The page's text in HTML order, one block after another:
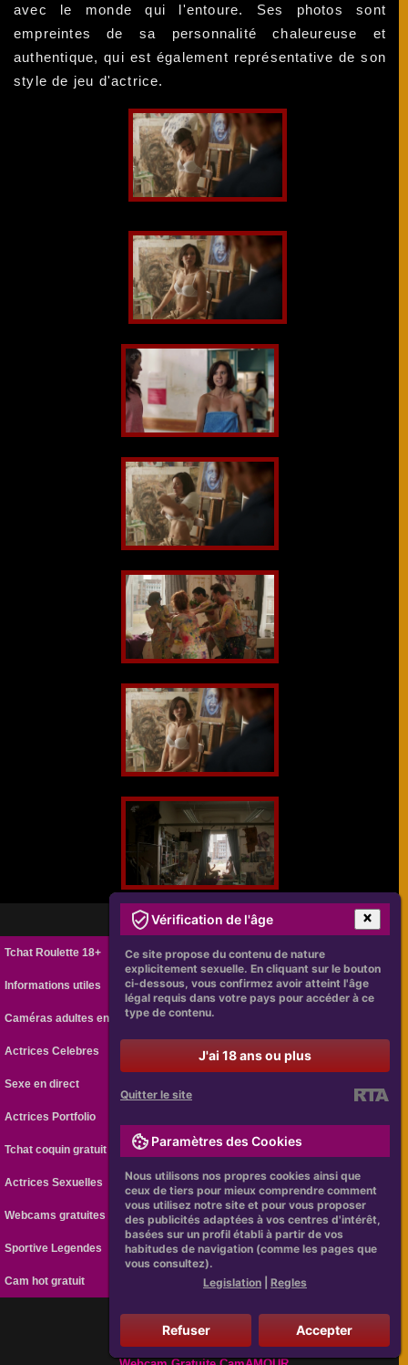
avec le monde qui l'entoure. Ses photos sont
empreintes de sa personnalité chaleureuse et
authentique, qui est également représentative de son
style de jeu d'actrice.
Tchat Roulette 18+
Informations utiles
Caméras adultes en ligne
Actrices Celebres
Sexe en direct
Actrices Portfolio
Tchat coquin gratuit
Actrices Sexuelles
Webcams gratuites
Sportive Legendes
Cam hot gratuit
Legislation
Vérification de l'âge
Ce site propose du contenu de nature
explicitement sexuelle. En cliquant sur le bouton
ci-dessous, vous confirmez avoir atteint l'âge
légal requis dans votre pays pour accéder à ce
type de contenu.
J'ai 18 ans ou plus
Quitter le site
Paramètres des Cookies
Nous utilisons nos propres cookies ainsi que
ceux de tiers pour mieux comprendre comment
vous utilisez notre site et pour vous proposer
des publicités adaptées à vos centres d'intérêt,
basées sur un profil établi à partir de vos
habitudes de navigation (comme les pages que
vous consultez).
Legislation
Regles
Refuser Accepter